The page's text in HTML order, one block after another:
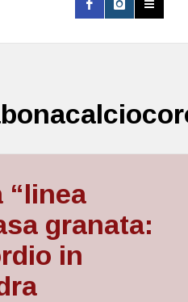
“linea
granata:
in